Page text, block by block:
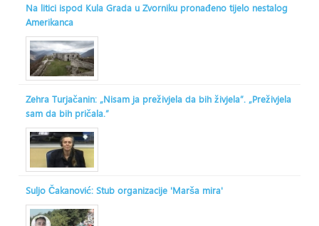
Na litici ispod Kula Grada u Zvorniku pronađeno tijelo nestalog
Amerikanca
Zehra Turjačanin: „Nisam ja preživjela da bih živjela“. „Preživjela
sam da bih pričala.“
Suljo Čakanović: Stub organizacije 'Marša mira'